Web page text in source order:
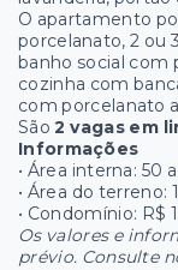
O apartamento
porcelanato, 2 ou
banho social com
cozinha com
com porcelanato
São2 vagas em
Informações
• Área interna: 50
• Área do terreno:
• Condomínio: R$
Os valores e
prévio. Consulte